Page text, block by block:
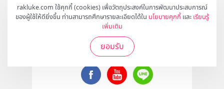
rakluke.com ใช้คุกกี้ (cookies) เพื่อวัตถุประสงค์ในการพัฒนาประสบการณ์
ของผู้ใช้ให้ดียิ่งขึ้น ท่านสามารถศึกษารายละเอียดได้ใน นโยบายคุกกี้ และ เรียนรู้
เพิ่มเติม
ยอมรับ
ติดตามเราได้ที่